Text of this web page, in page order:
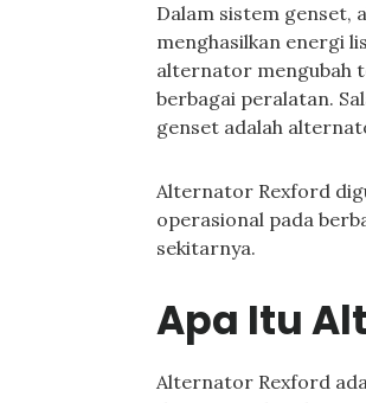
Dalam sistem genset,
menghasilkan energi
alternator mengubah
berbagai peralatan.
genset adalah
Alternator Rexford
operasional pada
sekitarnya.
Apa Itu
Alternator Rexford